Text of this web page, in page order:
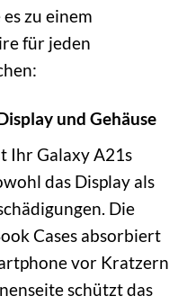
zu einem
für jeden
und Gehäuse
Ihr Galaxy A21s
das Display als
Die
Cases absorbiert
vor Kratzern
schützt das